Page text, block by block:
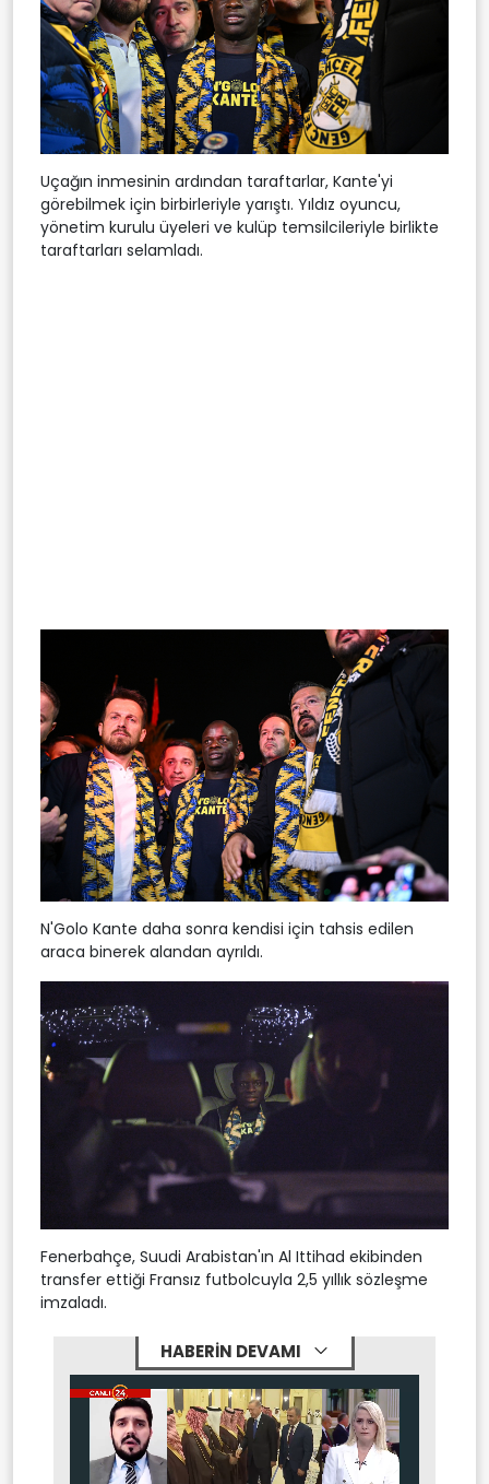
Uçağın inmesinin ardından taraftarlar, Kante'yi
görebilmek için birbirleriyle yarıştı. Yıldız oyuncu,
yönetim kurulu üyeleri ve kulüp temsilcileriyle birlikte
taraftarları selamladı.
N'Golo Kante daha sonra kendisi için tahsis edilen
araca binerek alandan ayrıldı.
Fenerbahçe, Suudi Arabistan'ın Al Ittihad ekibinden
transfer ettiği Fransız futbolcuyla 2,5 yıllık sözleşme
imzaladı.
HABERİN DEVAMI